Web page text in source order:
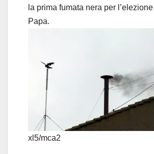
i
d
o
la prima fumata nera per
Papa.
xl5/mca2